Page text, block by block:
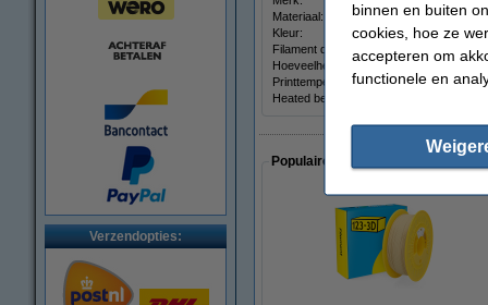
Verzendopties:
Materiaal:
Kleur:
Filament diameter:
Hoeveelheid:
Printtemperatuur:
Heated bed temp:
Populaire artikelen van klanten die
binnen en buiten
cookies, hoe ze
accepteren om
functionele en